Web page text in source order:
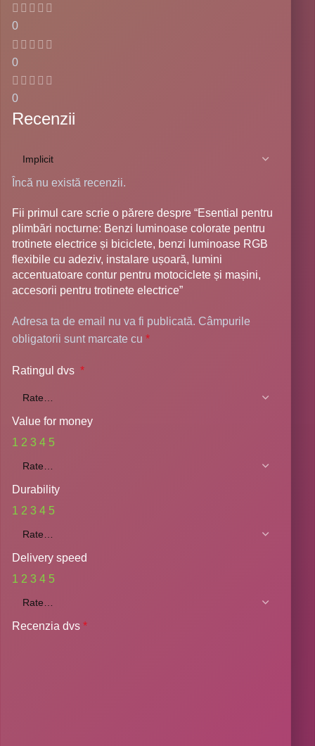
0
0
0
Recenzii
Încă nu există recenzii.
Fii primul care scrie o părere despre “Esential pentru
plimbări nocturne: Benzi luminoase colorate pentru
trotinete electrice și biciclete, benzi luminoase RGB
flexibile cu adeziv, instalare ușoară, lumini
accentuatoare contur pentru motociclete și mașini,
accesorii pentru trotinete electrice”
Adresa ta de email nu va fi publicată. Câmpurile
obligatorii sunt marcate cu*
Ratingul dvs*
Value for money
1 2 3 4 5
Durability
1 2 3 4 5
Delivery speed
1 2 3 4 5
Recenzia dvs*